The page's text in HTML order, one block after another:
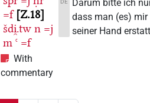
=f Z.18
šdi̯.tw n =j
m ꜥ =f
With
commentary
Darum bitte ich
dass man (es) mir
seiner Hand